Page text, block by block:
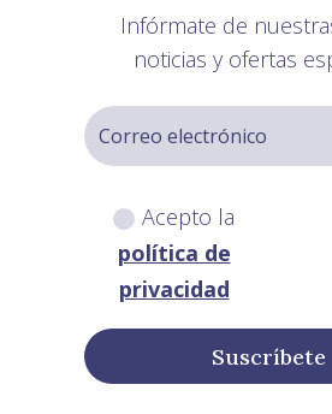
Infórmate de
noticias y ofertas
Acepto la
política de
privacidad
Suscríbete